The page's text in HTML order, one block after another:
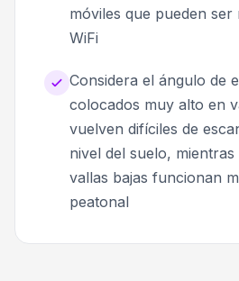
móviles que pueden ser
WiFi
Considera el ángulo de
colocados muy alto en
vuelven difíciles de
nivel del suelo,
vallas bajas funcionan
peatonal